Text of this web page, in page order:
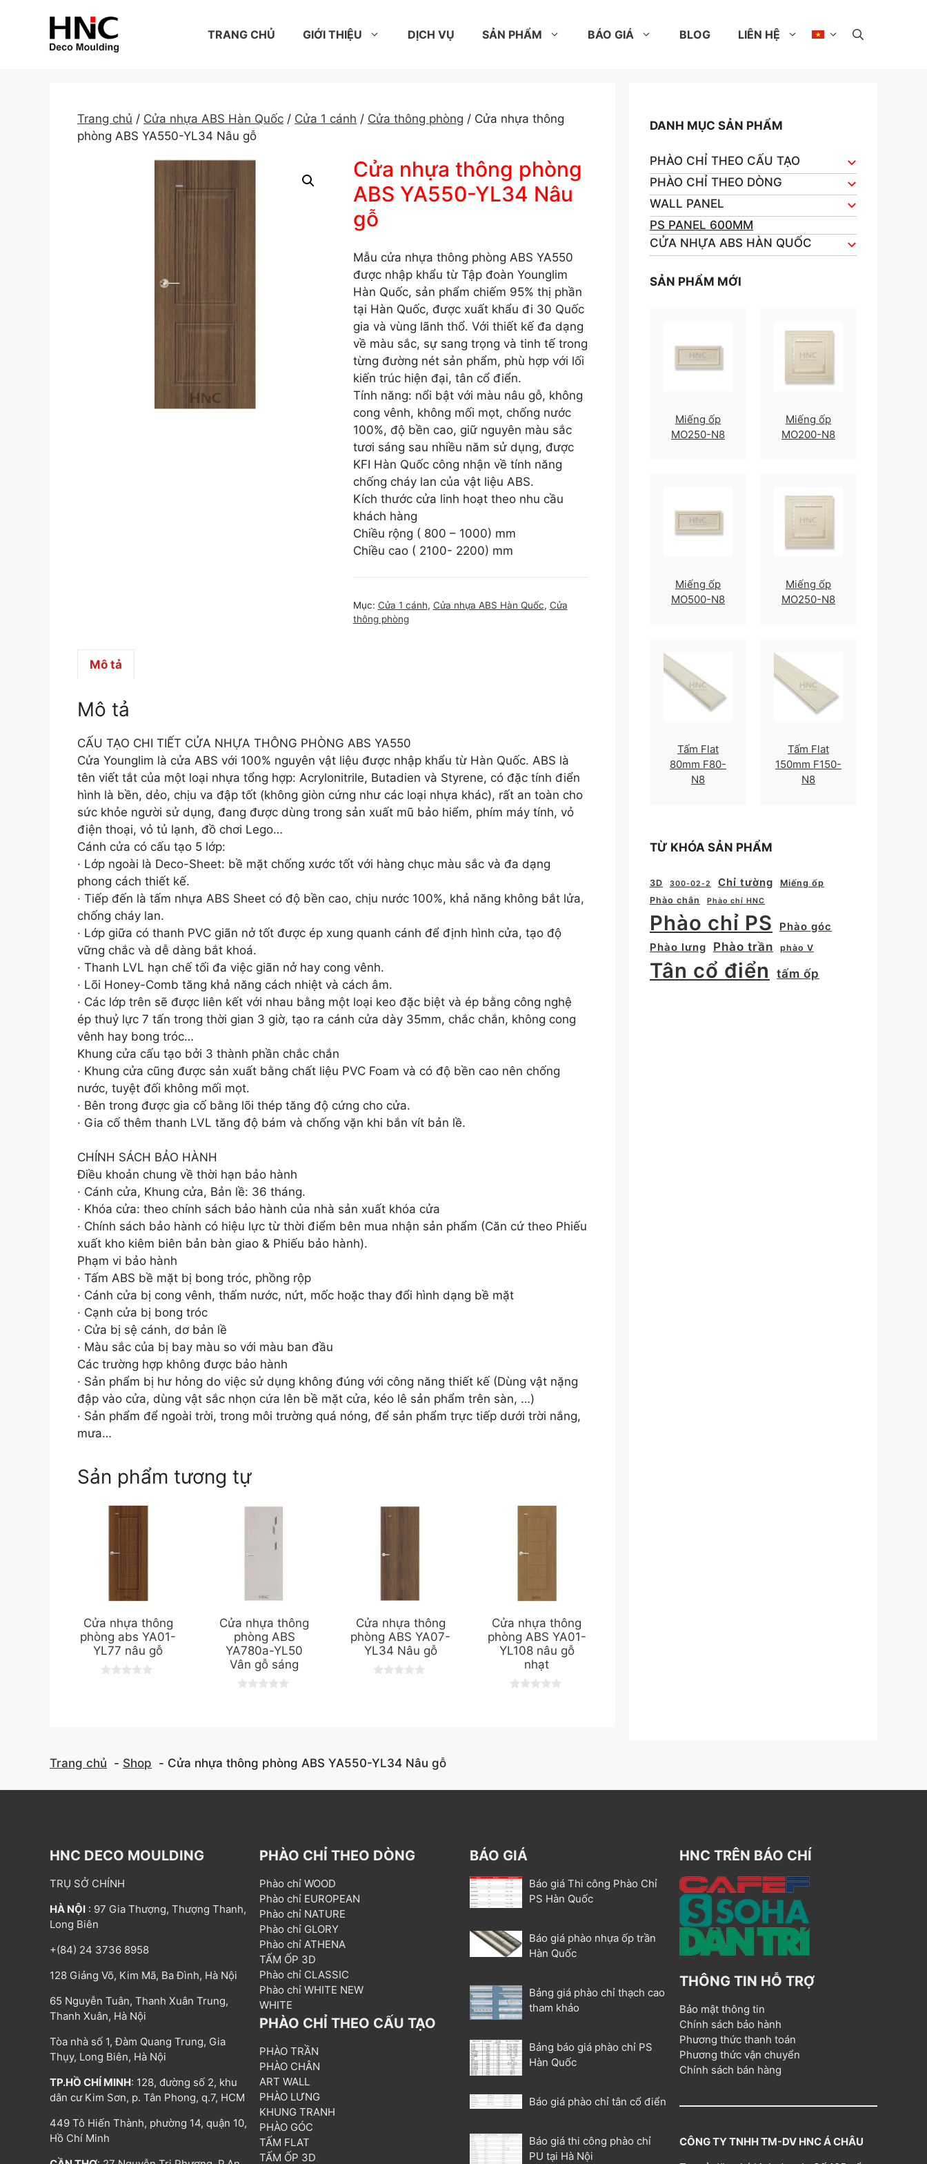
TRANG CHỦ GIỚI THIỆU DỊCH VỤ SẢN PHẨM BÁO GIÁ BLOG LIÊN HỆ
Trang chủ / Cửa nhựa ABS Hàn Quốc / Cửa 1 cánh / Cửa thông phòng / Cửa nhựa thông
phòng ABS YA550-YL34 Nâu gỗ
Cửa nhựa thông phòng
ABS YA550-YL34 Nâu
gỗ
Mẫu cửa nhựa thông phòng ABS YA550
được nhập khẩu từ Tập đoàn Younglim
Hàn Quốc, sản phẩm chiếm 95% thị phần
tại Hàn Quốc, được xuất khẩu đi 30 Quốc
gia và vùng lãnh thổ. Với thiết kế đa dạng
về màu sắc, sự sang trọng và tinh tế trong
từng đường nét sản phẩm, phù hợp với lối
kiến trúc hiện đại, tân cổ điển.
Tính năng: nổi bật với màu nâu gỗ, không
cong vênh, không mối mọt, chống nước
100%, độ bền cao, giữ nguyên màu sắc
tươi sáng sau nhiều năm sử dụng, được
KFI Hàn Quốc công nhận về tính năng
chống cháy lan của vật liệu ABS.
Kích thước cửa linh hoạt theo nhu cầu
khách hàng
Chiều rộng ( 800 – 1000) mm
Chiều cao ( 2100- 2200) mm
Mục: Cửa 1 cánh, Cửa nhựa ABS Hàn Quốc, Cửa
thông phòng
Mô tả
Mô tả
CẤU TẠO CHI TIẾT CỬA NHỰA THÔNG PHÒNG ABS YA550
Cửa Younglim là cửa ABS với 100% nguyên vật liệu được nhập khẩu từ Hàn Quốc. ABS là
tên viết tắt của một loại nhựa tổng hợp: Acrylonitrile, Butadien và Styrene, có đặc tính điển
hình là bền, dẻo, chịu va đập tốt (không giòn cứng như các loại nhựa khác), rất an toàn cho
sức khỏe người sử dụng, đang được dùng trong sản xuất mũ bảo hiểm, phím máy tính, vỏ
điện thoại, vỏ tủ lạnh, đồ chơi Lego…
Cánh cửa có cấu tạo 5 lớp:
· Lớp ngoài là Deco-Sheet: bề mặt chống xước tốt với hàng chục màu sắc và đa dạng
phong cách thiết kế.
· Tiếp đến là tấm nhựa ABS Sheet có độ bền cao, chịu nước 100%, khả năng không bắt lửa,
chống cháy lan.
· Lớp giữa có thanh PVC giãn nở tốt được ép xung quanh cánh để định hình cửa, tạo độ
vững chắc và dễ dàng bắt khoá.
· Thanh LVL hạn chế tối đa việc giãn nở hay cong vênh.
· Lõi Honey-Comb tăng khả năng cách nhiệt và cách âm.
· Các lớp trên sẽ được liên kết với nhau bằng một loại keo đặc biệt và ép bằng công nghệ
ép thuỷ lực 7 tấn trong thời gian 3 giờ, tạo ra cánh cửa dày 35mm, chắc chắn, không cong
vênh hay bong tróc…
Khung cửa cấu tạo bởi 3 thành phần chắc chắn
· Khung cửa cũng được sản xuất bằng chất liệu PVC Foam và có độ bền cao nên chống
nước, tuyệt đối không mối mọt.
· Bên trong được gia cố bằng lõi thép tăng độ cứng cho cửa.
· Gia cố thêm thanh LVL tăng độ bám và chống vặn khi bắn vít bản lề.
CHÍNH SÁCH BẢO HÀNH
Điều khoản chung về thời hạn bảo hành
· Cánh cửa, Khung cửa, Bản lề: 36 tháng.
· Khóa cửa: theo chính sách bảo hành của nhà sản xuất khóa cửa
· Chính sách bảo hành có hiệu lực từ thời điểm bên mua nhận sản phẩm (Căn cứ theo Phiếu
xuất kho kiêm biên bản bàn giao & Phiếu bảo hành).
Phạm vi bảo hành
· Tấm ABS bề mặt bị bong tróc, phồng rộp
· Cánh cửa bị cong vênh, thấm nước, nứt, mốc hoặc thay đổi hình dạng bề mặt
· Cạnh cửa bị bong tróc
· Cửa bị sệ cánh, dơ bản lề
· Màu sắc của bị bay màu so với màu ban đầu
Các trường hợp không được bảo hành
· Sản phẩm bị hư hỏng do việc sử dụng không đúng với công năng thiết kế (Dùng vật nặng
đập vào cửa, dùng vật sắc nhọn cứa lên bề mặt cửa, kéo lê sản phẩm trên sàn, …)
· Sản phẩm để ngoài trời, trong môi trường quá nóng, để sản phẩm trực tiếp dưới trời nắng,
mưa…
Sản phẩm tương tự
Cửa nhựa thông
phòng abs YA01-
YL77 nâu gỗ
Cửa nhựa thông
phòng ABS
YA780a-YL50
Vân gỗ sáng
Cửa nhựa thông
phòng ABS YA07-
YL34 Nâu gỗ
Cửa nhựa thông
phòng ABS YA01-
YL108 nâu gỗ
nhạt
DANH MỤC SẢN PHẨM
PHÀO CHỈ THEO CẤU TẠO
PHÀO CHỈ THEO DÒNG
WALL PANEL
PS PANEL 600MM
CỬA NHỰA ABS HÀN QUỐC
SẢN PHẨM MỚI
Miếng ốp
MO250-N8
Miếng ốp
MO200-N8
Miếng ốp
MO500-N8
Miếng ốp
MO250-N8
Tấm Flat
80mm F80-
N8
Tấm Flat
150mm F150-
N8
TỪ KHÓA SẢN PHẨM
3D 300-02-2 Chỉ tường
Miếng ốp
Phào chân
Phào chỉ HNC
Phào chỉ PS
Phào góc
Phào lưng
Phào trần phào V
Tân cổ điển tấm ốp
Trang chủ Shop Cửa nhựa thông phòng ABS YA550-YL34 Nâu gỗ
HNC DECO MOULDING
TRỤ SỞ CHÍNH
HÀ NỘI : 97 Gia Thượng, Thượng Thanh,
Long Biên
+(84) 24 3736 8958
128 Giảng Võ, Kim Mã, Ba Đình, Hà Nội
65 Nguyễn Tuân, Thanh Xuân Trung,
Thanh Xuân, Hà Nội
Tòa nhà số 1, Đàm Quang Trung, Gia
Thụy, Long Biên, Hà Nội
TP.HỒ CHÍ MINH: 128, đường số 2, khu
dân cư Kim Sơn, p. Tân Phong, q.7, HCM
449 Tô Hiến Thành, phường 14, quận 10,
Hồ Chí Minh
PHÀO CHỈ THEO DÒNG
Phào chỉ WOOD
Phào chỉ EUROPEAN
Phào chỉ NATURE
Phào chỉ GLORY
Phào chỉ ATHENA
TẤM ỐP 3D
Phào chỉ CLASSIC
Phào chỉ WHITE NEW
WHITE
PHÀO CHỈ THEO CẤU TẠO
PHÀO TRẦN
PHÀO CHÂN
ART WALL
PHÀO LƯNG
KHUNG TRANH
PHÀO GÓC
TẤM FLAT
TẤM ỐP 3D
BÁO GIÁ
Báo giá Thi công Phào Chỉ
PS Hàn Quốc
Báo giá phào nhựa ốp trần
Hàn Quốc
Bảng giá phào chỉ thạch cao
tham khảo
Bảng báo giá phào chỉ PS
Hàn Quốc
Báo giá phào chỉ tân cổ điển
Báo giá thi công phào chỉ
PU tại Hà Nội
HNC TRÊN BÁO CHÍ
THÔNG TIN HỖ TRỢ
Bảo mật thông tin
Chính sách bảo hành
Phương thức thanh toán
Phương thức vận chuyển
Chính sách bán hàng
CÔNG TY TNHH TM-DV HNC Á CHÂU